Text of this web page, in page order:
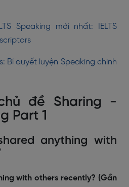
Speaking mới nhất: IELTS
Bí quyết luyện Speaking chinh
đề Sharing -
Part 1
anything with
with others recently? (Gần